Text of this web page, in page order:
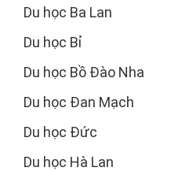
Du học Ba Lan
Du học Bỉ
Du học Bồ Đào Nha
Du học Đan Mạch
Du học Đức
Du học Hà Lan